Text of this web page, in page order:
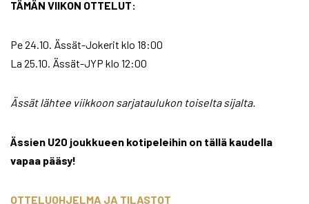
TÄMÄN VIIKON OTTELUT:
Pe 24.10. Ässät-Jokerit klo 18:00
La 25.10. Ässät-JYP klo 12:00
Ässät lähtee viikkoon sarjataulukon toiselta sijalta.
Ässien U20 joukkueen kotipeleihin on tällä kaudella
vapaa pääsy!
OTTELUOHJELMA JA TILASTOT